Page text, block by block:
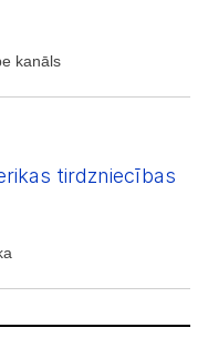
kanāls
tirdzniecības